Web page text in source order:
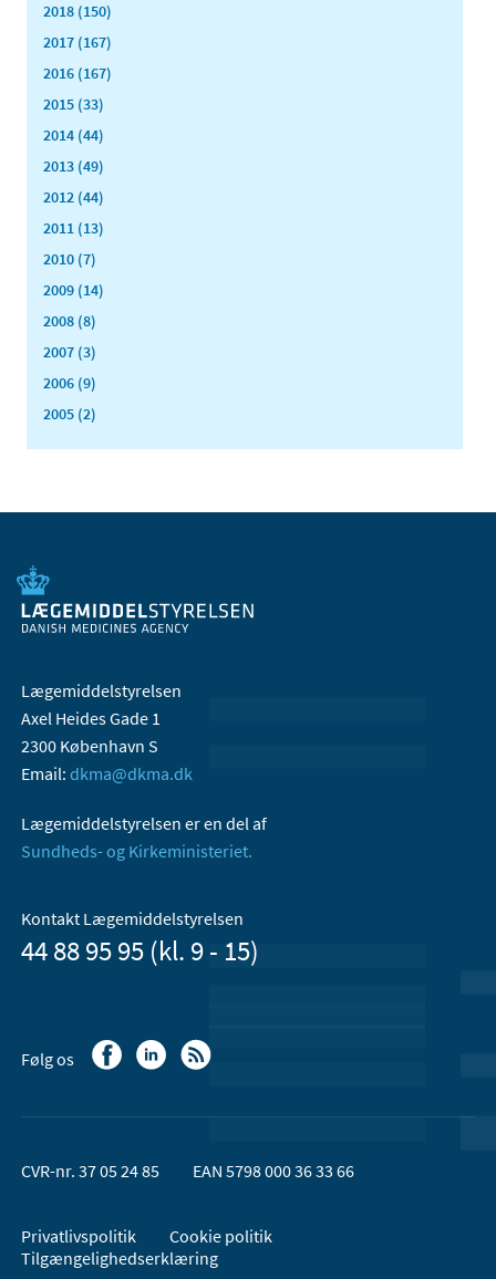
2018 (150)
2017 (167)
2016 (167)
2015 (33)
2014 (44)
2013 (49)
2012 (44)
2011 (13)
2010 (7)
2009 (14)
2008 (8)
2007 (3)
2006 (9)
2005 (2)
Lægemiddelstyrelsen
Axel Heides Gade 1
2300 København S
Email: dkma@dkma.dk
Lægemiddelstyrelsen er en del af
Sundheds- og Kirkeministeriet.
Kontakt Lægemiddelstyrelsen
44 88 95 95 (kl. 9 - 15)
Følg os
CVR-nr. 37 05 24 85 EAN 5798 000 36 33 66
Privatlivspolitik
Cookie politik
Tilgængelighedserklæring